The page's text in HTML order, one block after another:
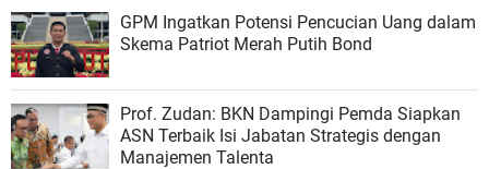
GPM Ingatkan Potensi Pencucian Uang dalam
Skema Patriot Merah Putih Bond
Prof. Zudan: BKN Dampingi Pemda Siapkan
ASN Terbaik Isi Jabatan Strategis dengan
Manajemen Talenta